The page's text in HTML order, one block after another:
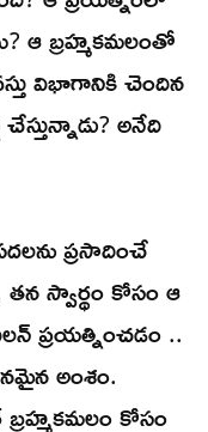
ఆ బ్రహ్మకమలంతో
విభాగానికి చెందిన
అనేది
ప్రసాదించే
తన స్వార్థం కోసం ఆ
ప్రయత్నించడం ..
అంశం.
కోసం